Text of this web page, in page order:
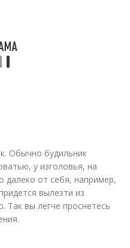
Обычно будильник
у изголовья, на
далеко от себя, например,
вылезти из
Так вы легче проснетесь